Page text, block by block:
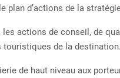
d’actions de la
actions de conseil, de
touristiques de la destination.
de haut niveau aux